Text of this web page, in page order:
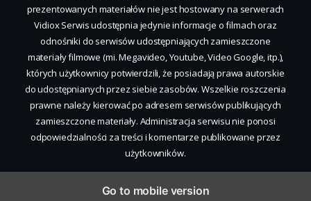
prezentowanych materiałów nie jest hostowany na serwerach
Vidiox Serwis udostępnia jedynie informacje o filmach oraz
odnośniki do serwisów udostępniających zamieszczone
materiały filmowe (mi. Megavideo, Youtube, Video Google, itp.),
których użytkownicy potwierdzili, że posiadają prawa autorskie
do udostępnianych przez siebie zasobów. Wszelkie roszczenia
prawne należy kierować po adresem serwisów publikujących
zamieszczone materiały. Administracja serwisu nie ponosi
odpowiedzialności za treści i komentarze publikowane przez
użytkowników.
Go to mobile version